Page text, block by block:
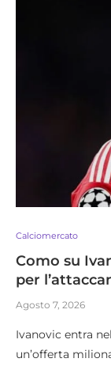
Calciomercato
Como su
per
Agosto 7, 2026
Ivanovic entra
un’offerta